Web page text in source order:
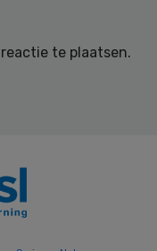
te plaatsen.